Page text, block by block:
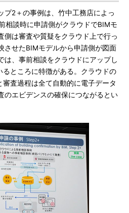
2＋の事例は、竹中工務店によっ
相談時に申請側がクラウドでBIMモ
側は審査や質疑をクラウド上で行っ
させたBIMモデルから申請側が図面
は、事前相談をクラウドにアップし
ところに特徴がある。クラウドの
査過程は全て自動的に電子データ
のエビデンスの確保につながるとい